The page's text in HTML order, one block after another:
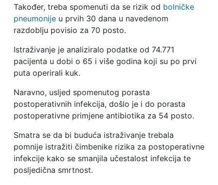
Također, treba spomenuti da se rizik od bolničke
pneumonijeu prvih 30 dana u navedenom
razdoblju povisio za 70 posto.
Istraživanje je analiziralo podatke od 74.771
pacijenta u dobi o 65 i više godina koji su po prvi
puta operirali kuk.
Naravno, usljed spomenutog porasta
postoperativnih infekcija, došlo je i do porasta
postoperativne primjene antibiotika za 54 posto.
Smatra se da bi buduća istraživanje trebala
pomnije istražiti čimbenike rizika za postoperativne
infekcije kako se smanjila učestalost infekcija te
posljedična smrtnost.